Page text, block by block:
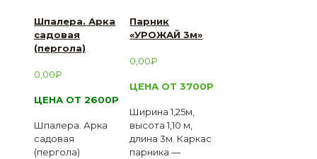
Шпалера. Арка
садовая
(пергола)
0,00₽
ЦЕНА ОТ 2600Р
Шпалера. Арка
садовая
(пергола)
Парник
«УРОЖАЙ 3м»
0,00₽
ЦЕНА ОТ 3700Р
Ширина 1,25м,
высота 1,10 м,
длина 3м. Каркас
парника —